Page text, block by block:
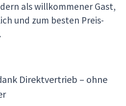
als willkommener Gast,
und zum besten Preis-
Direktvertrieb – ohne